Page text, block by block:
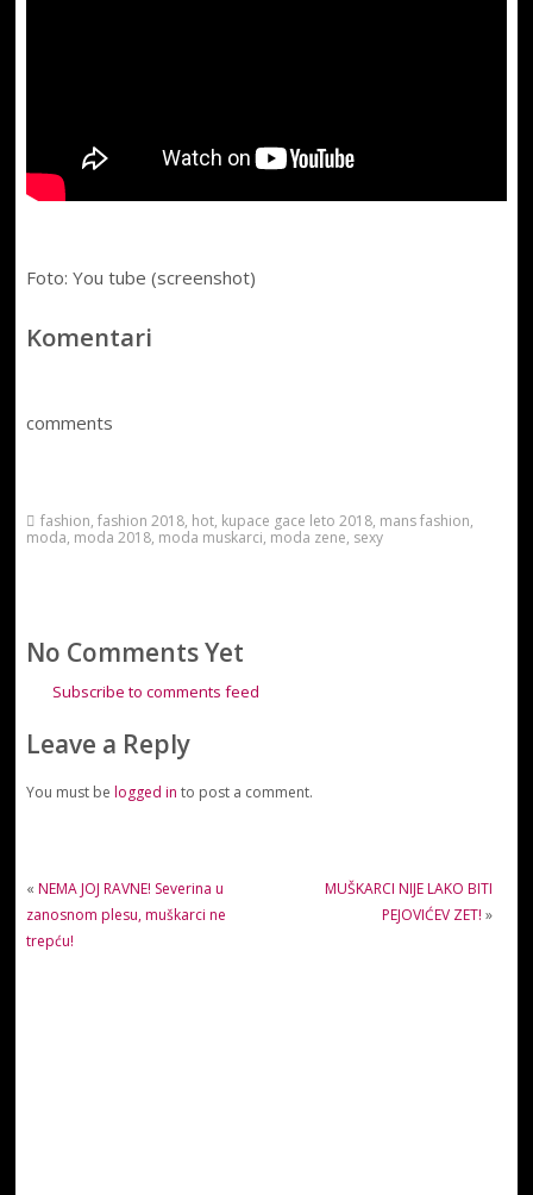
Foto: You tube (screenshot)
Komentari
comments
fashion, fashion 2018, hot, kupace gace leto 2018, mans fashion,
moda, moda 2018, moda muskarci, moda zene, sexy
No Comments Yet
Subscribe to comments feed
Leave a Reply
You must be logged in to post a comment.
« NEMA JOJ RAVNE! Severina u
zanosnom plesu, muškarci ne
trepću!
MUŠKARCI NIJE LAKO BITI
PEJOVIĆEV ZET! »